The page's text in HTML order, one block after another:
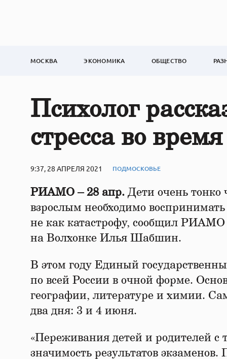
МОСКВА ЭКОНОМИКА ОБЩЕСТВО
Психолог
стресса во
9:37, 28 АПРЕЛЯ 2021 ПОДМОСКОВЬЕ
РИАМО – 28 апр. Дети очень тонко
взрослым необходимо
не как катастрофу, сообщил РИАМО
на Волхонке Илья Шабшин.
В этом году Единый
по всей России в очной форме.
географии, литературе и химии.
два дня: 3 и 4 июня.
«Переживания детей и родителей с
значимость результатов